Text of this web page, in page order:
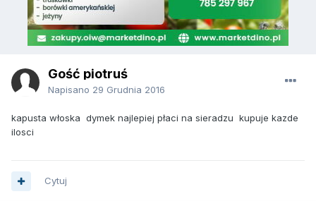
Gość piotruś
Napisano 29 Grudnia 2016
kapusta włoska dymek najlepiej płaci na sieradzu kupuje kazde
ilosci
Cytuj